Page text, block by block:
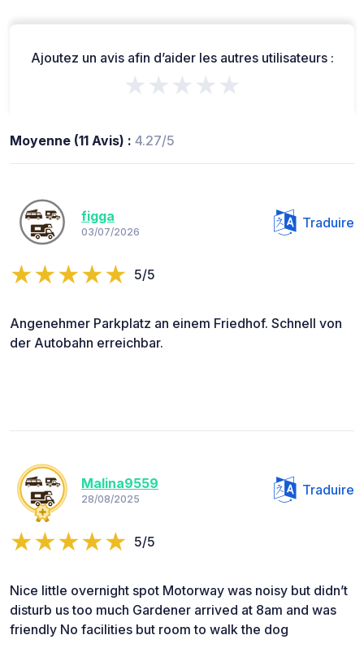
Ajoutez un avis afin d’aider les autres utilisateurs :
★★★★★
Moyenne (11 Avis) : 4.27/5
figga
03/07/2026
Traduire
5/5
Angenehmer Parkplatz an einem Friedhof. Schnell von
der Autobahn erreichbar.
Malina9559
28/08/2025
Traduire
5/5
Nice little overnight spot Motorway was noisy but didn’t
disturb us too much Gardener arrived at 8am and was
friendly No facilities but room to walk the dog